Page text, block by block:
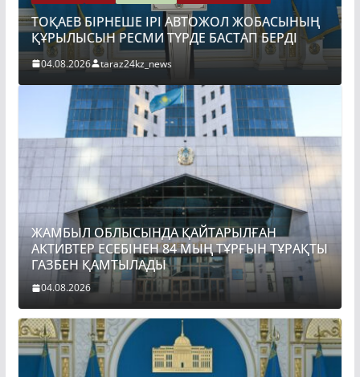
ЖОБАСЫНЫҢ
БЕРДІ
АКТИВТЕР ЕСЕБІНЕН 84 МЫҢ
ГАЗБЕН ҚАМТЫЛАДЫ
04.08.2026 taraz24kz_news
ЖАМБЫЛ ОБЛЫСЫНДА ҚАЙТАРЫЛҒАН
АКТИВТЕР ЕСЕБІНЕН 84 МЫҢ ТҰРҒЫН ТҰРАҚТЫ
ГАЗБЕН ҚАМТЫЛАДЫ
04.08.2026